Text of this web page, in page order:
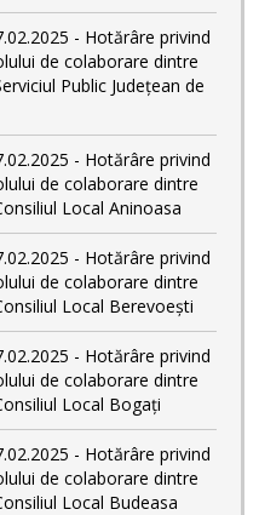
- Hotărâre privind
de colaborare dintre
Public Județean de
- Hotărâre privind
de colaborare dintre
Local Aninoasa
- Hotărâre privind
de colaborare dintre
Local Berevoești
- Hotărâre privind
de colaborare dintre
Local Bogați
- Hotărâre privind
de colaborare dintre
Local Budeasa